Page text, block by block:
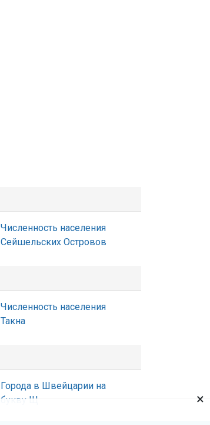
Численность населения
Сейшельских Островов
Численность населения
Такна
Города в Швейцарии на
букву Щ
×